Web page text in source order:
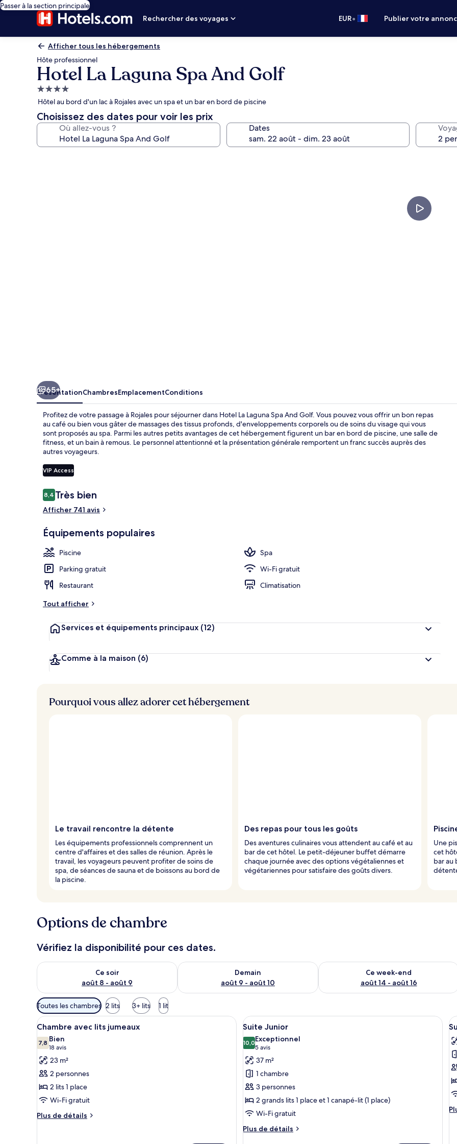
Passer à la section principale
Rechercher des voyages
EUR• Publier votre
Afficher tous les hébergements
Hôte professionnel
Hotel La Laguna Spa And Golf
Hébergement
4.0 étoiles
Hôtel au bord d'un lac à Rojales avec un spa et un bar en bord de piscine
Choisissez des dates pour voir les prix
Où allez-vous ? Dates
Petit
65+
PrésentationChambresEmplacementConditions
Profitez de votre passage à Rojales pour séjourner dans Hotel La Laguna Spa And Golf. Vous pouvez vous offrir un bon repas
au café ou bien vous gâter de massages des tissus profonds, d'enveloppements corporels ou de soins du visage qui vous
sont proposés au spa. Parmi les autres petits avantages de cet hébergement figurent un bar en bord de piscine, une salle de
fitness, et un bain à remous. Le personnel attentionné et la présentation générale remportent un franc succès auprès des
autres voyageurs.
VIP Access
Avis
voyageurs
8,48,4 sur 10
Très bien
Afficher 741 avis
Équipements populaires
Piscine
Spa
Parking gratuit
Wi-Fi gratuit
Restaurant
Climatisation
Tout afficher
Services et équipements principaux (12)
Comme à la maison (6)
Pourquoi vous allez adorer cet hébergement
Le travail rencontre la détente
Les équipements professionnels comprennent un
centre d'affaires et des salles de réunion. Après le
travail, les voyageurs peuvent profiter de soins de
spa, de séances de sauna et de boissons au bord de
la piscine.
Des repas pour tous les goûts
Des aventures culinaires vous attendent au café et au
bar de cet hôtel. Le petit-déjeuner buffet démarre
chaque journée avec des options végétaliennes et
végétariennes pour satisfaire des goûts divers.
Une
cet
bar au
Options de chambre
Vérifiez la disponibilité pour ces dates.
Ce soir
août 8 - août 9
Vérifier la disponibilité pour ce soir août 8 - août 9
Demain
août 9 - août 10
Vérifier la disponibilité pour demain août 9 - août 10
Ce week-end
août 14 - août 16
Vérifier la disponibilité pour ce week-
Filtres
disponibles
pour
les
chambres
Toutes les chambres 2 lits 3+ lits 1 lit
Afficher
toutes
les
photos
pour
ce
type
de
chambre :
Un lit double avec du linge de lit blanc, deux tables de chevet avec des lampes, une armoire en bois et un
5
Chambre avec lits jumeaux
7,87,8 sur 10
Bien
18 avis
(18 avis)
23 m²
2 personnes
2 lits 1 place
Wi-Fi gratuit
Plus de détails
Plus
Afficher
toutes
les
photos
pour
ce
type
de
chambre :
Suite
Un lit double avec une couvre-lit
4
Suite Junior
10,010,0 sur 10
Exceptionnel
5 avis
(5 avis)
37 m²
1 chambre
3 personnes
2 grands lits 1 place et 1 canapé-lit (1 place)
Wi-Fi gratuit
Plus de détails
Plus